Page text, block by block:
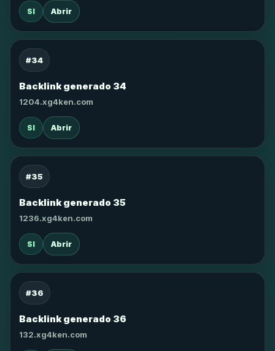
SI Abrir
#34
Backlink generado 34
1204.xg4ken.com
SI Abrir
#35
Backlink generado 35
1236.xg4ken.com
SI Abrir
#36
Backlink generado 36
132.xg4ken.com